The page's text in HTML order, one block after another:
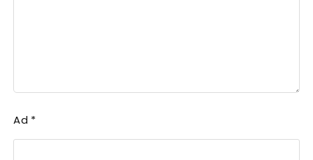
Ad *